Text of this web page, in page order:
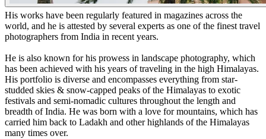
His works have been regularly featured in magazines across the
world, and he is attested by several experts as one of the finest travel
photographers from India in recent years.
He is also known for his prowess in landscape photography, which
has been achieved with his years of traveling in the high Himalayas.
His portfolio is diverse and encompasses everything from star-
studded skies & snow-capped peaks of the Himalayas to exotic
festivals and semi-nomadic cultures throughout the length and
breadth of India. He was born with a love for mountains, which has
carried him back to Ladakh and other highlands of the Himalayas
many times over.